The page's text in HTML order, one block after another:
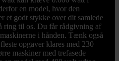
en model, hvor den
et godt stykke over dit samlede
ring til os. Du får rådgivning af
i hånden. Tænk også
opgaver klares med 230
maskiner med trefasede